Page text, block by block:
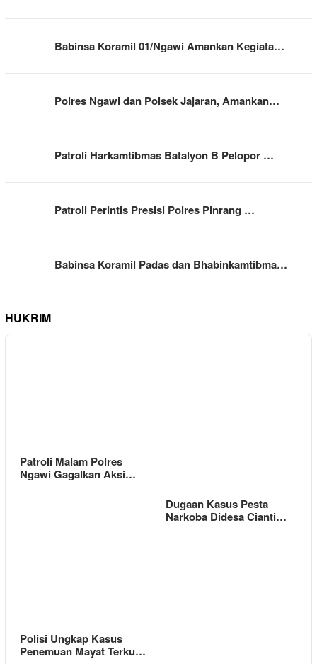
Babinsa Koramil 01/Ngawi Amankan Kegiata…
Polres Ngawi dan Polsek Jajaran, Amankan…
Patroli Harkamtibmas Batalyon B Pelopor …
Patroli Perintis Presisi Polres Pinrang …
Babinsa Koramil Padas dan Bhabinkamtibma…
HUKRIM
Patroli Malam Polres
Ngawi Gagalkan Aksi…
Dugaan Kasus Pesta
Narkoba Didesa Cianti…
Polisi Ungkap Kasus
Penemuan Mayat Terku…